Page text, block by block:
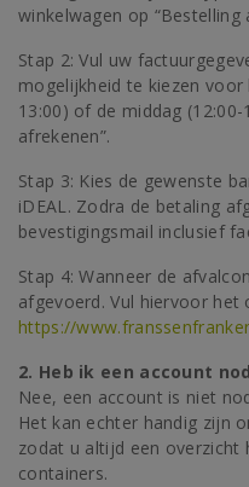
winkelwagen op “Bestelling
Stap 2: Vul uw
mogelijkheid te kiezen voor
13:00) of de middag
afrekenen”.
Stap 3: Kies de gewenste
iDEAL. Zodra de betaling
bevestigingsmail inclusief
Stap 4: Wanneer de
afgevoerd. Vul hiervoor het
https://
2. Heb ik een account
Nee, een account is niet
Het kan echter handig zijn
zodat u altijd een overzicht
containers.